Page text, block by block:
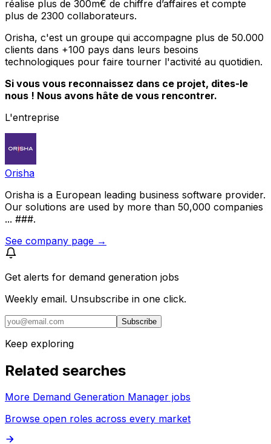
réalise plus de 300m€ de chiffre d’affaires et compte
plus de 2300 collaborateurs.
Orisha, c'est un groupe qui accompagne plus de 50.000
clients dans +100 pays dans leurs besoins
technologiques pour faire tourner l'activité au quotidien.
Si vous vous reconnaissez dans ce projet, dites-le
nous ! Nous avons hâte de vous rencontrer.
L'entreprise
Orisha
Orisha is a European leading business software provider.
Our solutions are used by more than 50,000 companies
... ###.
See company page →
Get alerts for demand generation jobs
Weekly email. Unsubscribe in one click.
Subscribe
Keep exploring
Related searches
More Demand Generation Manager jobs
Browse open roles across every market